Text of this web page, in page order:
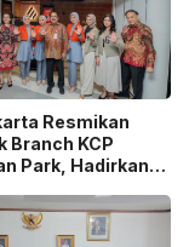
Resmikan
Branch KCP
Park, Hadirkan